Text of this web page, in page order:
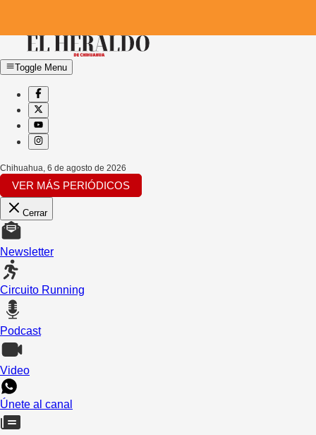
Toggle Menu
Chihuahua 6 de agosto de 2026
VER MÁS PERIÓDICOS
Cerrar
Newsletter
Circuito Running
Podcast
Video
Únete al canal